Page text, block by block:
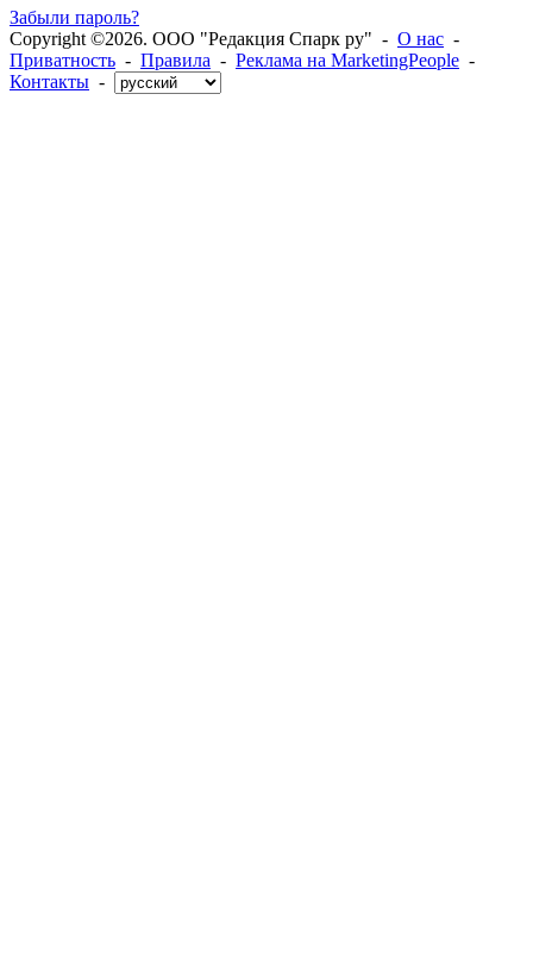
Забыли пароль?
Copyright ©2026. ООО "Редакция Спарк ру" - О нас -
Приватность - Правила - Реклама на MarketingPeople -
Контакты -